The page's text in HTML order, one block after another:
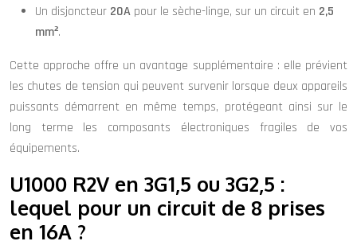
Un disjoncteur 20A pour le sèche-linge, sur un circuit en 2,5
mm².
Cette approche offre un avantage supplémentaire : elle prévient
les chutes de tension qui peuvent survenir lorsque deux appareils
puissants démarrent en même temps, protégeant ainsi sur le
long terme les composants électroniques fragiles de vos
équipements.
U1000 R2V en 3G1,5 ou 3G2,5 :
lequel pour un circuit de 8 prises
en 16A ?